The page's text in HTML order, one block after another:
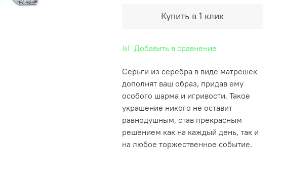
Купить в 1 клик
Добавить в сравнение
Серьги из серебра в виде матрешек
дополнят ваш образ, придав ему
особого шарма и игривости. Такое
украшение никого не оставит
равнодушным, став прекрасным
решением как на каждый день, так и
на любое торжественное событие.